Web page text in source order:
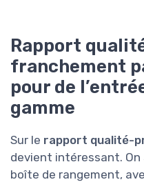
Rapport
franchement
pour de
gamme
Sur le rapport qualité-
devient intéressant.
boîte de rangement,